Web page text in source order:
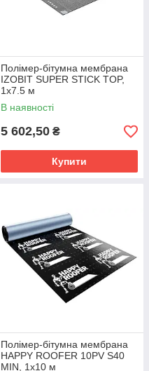
Полімер-бітумна мембрана
IZOBIT SUPER STICK TOP,
1х7.5 м
В наявності
5 602,50 ₴
Купити
Полімер-бітумна мембрана
HAPPY ROOFER 10PV S40
MIN, 1х10 м